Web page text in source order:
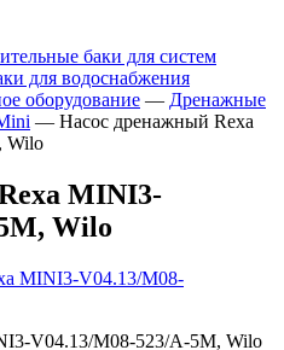
баки для систем
для водоснабжения
оборудование — Дренажные
— Насос дренажный Rexa
Wilo
MINI3-
Wilo